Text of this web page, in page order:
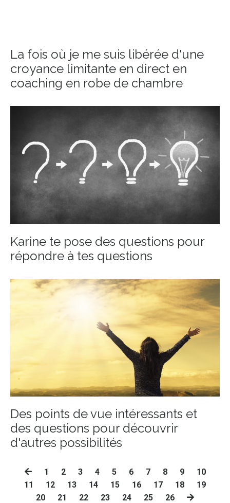
La fois où je me suis libérée d'une
croyance limitante en direct en
coaching en robe de chambre
Karine te pose des questions pour
répondre à tes questions
Des points de vue intéressants et
des questions pour découvrir
d'autres possibilités
1 2 3 4 5 6 7 8 9
10
11
12 13 14 15 16 17 18
19
20
21 22 23 24 25 26